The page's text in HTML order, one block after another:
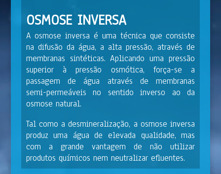
OSMOSE INVERSA
A osmose inversa é uma técnica que consiste
na difusão da água, a alta pressão, através de
membranas sintéticas. Aplicando uma pressão
superior à pressão osmótica, força-se a
passagem de água através de membranas
semi-permeáveis no sentido inverso ao da
osmose natural.
Tal como a desmineralização, a osmose inversa
produz uma água de elevada qualidade, mas
com a grande vantagem de não utilizar
produtos químicos nem neutralizar efluentes.